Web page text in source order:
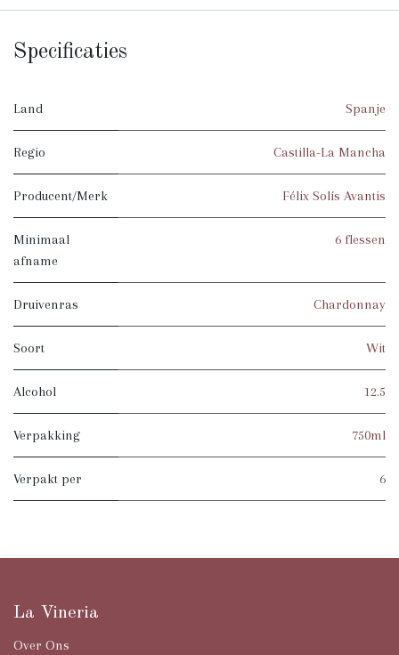
Specificaties
Land Spanje
Regio Castilla-La Mancha
Producent/Merk Félix Solís Avantis
Minimaal
afname
6 flessen
Druivenras Chardonnay
Soort Wit
Alcohol 12.5
Verpakking 750ml
Verpakt per 6
La Vineria
Over Ons